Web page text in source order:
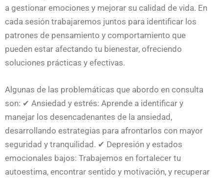
a gestionar emociones y mejorar su calidad de vida. En
cada sesión trabajaremos juntos para identificar los
patrones de pensamiento y comportamiento que
pueden estar afectando tu bienestar, ofreciendo
soluciones prácticas y efectivas.
Algunas de las problemáticas que abordo en consulta
son: ✔ Ansiedad y estrés: Aprende a identificar y
manejar los desencadenantes de la ansiedad,
desarrollando estrategias para afrontarlos con mayor
seguridad y tranquilidad. ✔ Depresión y estados
emocionales bajos: Trabajemos en fortalecer tu
autoestima, encontrar sentido y motivación, y recuperar